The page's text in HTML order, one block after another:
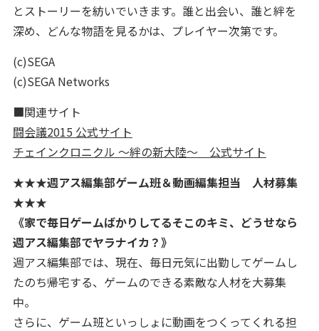
とストーリーを紡いでいきます。誰と出会い、誰と絆を
深め、どんな物語を見るかは、プレイヤー次第です。
(c)SEGA
(c)SEGA Networks
■関連サイト
闘会議2015 公式サイト
チェインクロニクル ～絆の新大陸～ 公式サイト
★★★週アス編集部ゲーム班＆動画編集担当 人材募集
★★★
《家で毎日ゲームばかりしてるそこのキミ、どうせなら
週アス編集部でヤラナイカ？》
週アス編集部では、現在、毎日元気に出勤してゲームし
たのち帰宅する、ゲームのできる素敵な人材を大募集
中。
さらに、ゲーム班といっしょに動画をつくってくれる担